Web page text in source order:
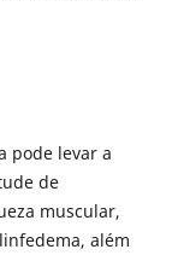
pode levar a
de
muscular,
além